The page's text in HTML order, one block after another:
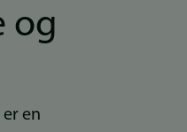
og
en